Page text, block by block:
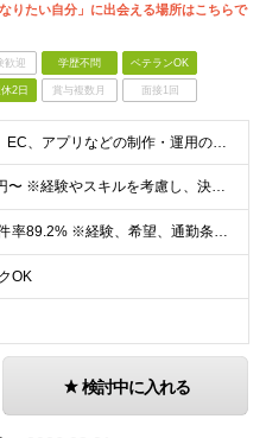
りたい自分」に出会える場所はこちらで
歓迎 学歴不問 ベテランOK
2日 賞与複数月 面接1回
■Webサイト、EC、アプリなどの制作・運用のディレクションに関わった実務経験をお持ちの方（目安1年以上） ◆HTML、CSS、JavaScriptに関する基礎知識 ■学歴不問 Webディレクターの
月給370,400円〜 ※経験やスキルを考慮し、決定いたします ※上記金額には固定残業代（30時間分/70,400円～）を含みます。超過分は別途全額支給いたします ※試用期間6カ月あり（期間中の給与・
◆リモート案件率89.2% ※経験、希望、通勤条件、案件状況を踏まえて配属先を決定します ※転居を伴う転勤はありません 一都三県のクライアント先＋在宅勤務（案件により異なります） 【本社】東京都千代
OK
検討中に入れる